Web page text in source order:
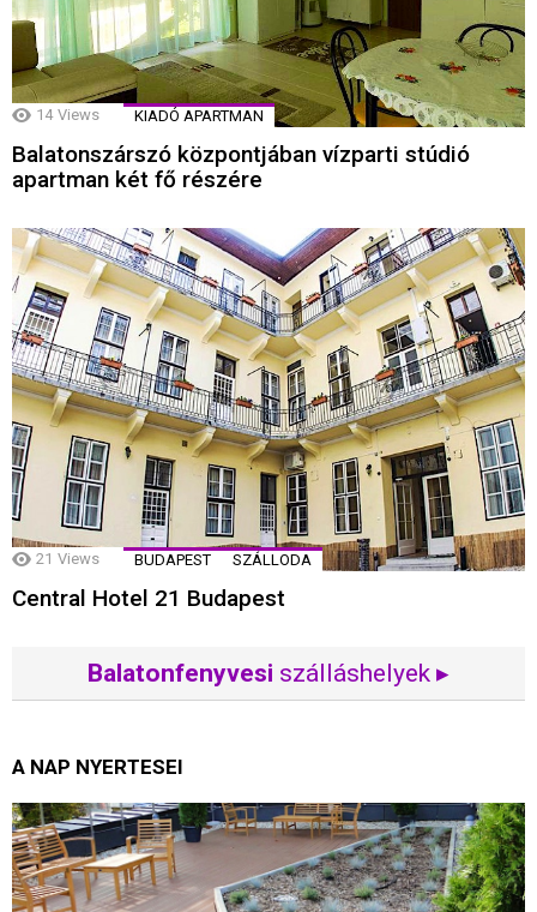
14 Views KIADÓ APARTMAN
Balatonszárszó központjában vízparti stúdió
apartman két fő részére
21 Views BUDAPEST SZÁLLODA
Central Hotel 21 Budapest
Balatonfenyvesi szálláshelyek ▸
A NAP NYERTESEI